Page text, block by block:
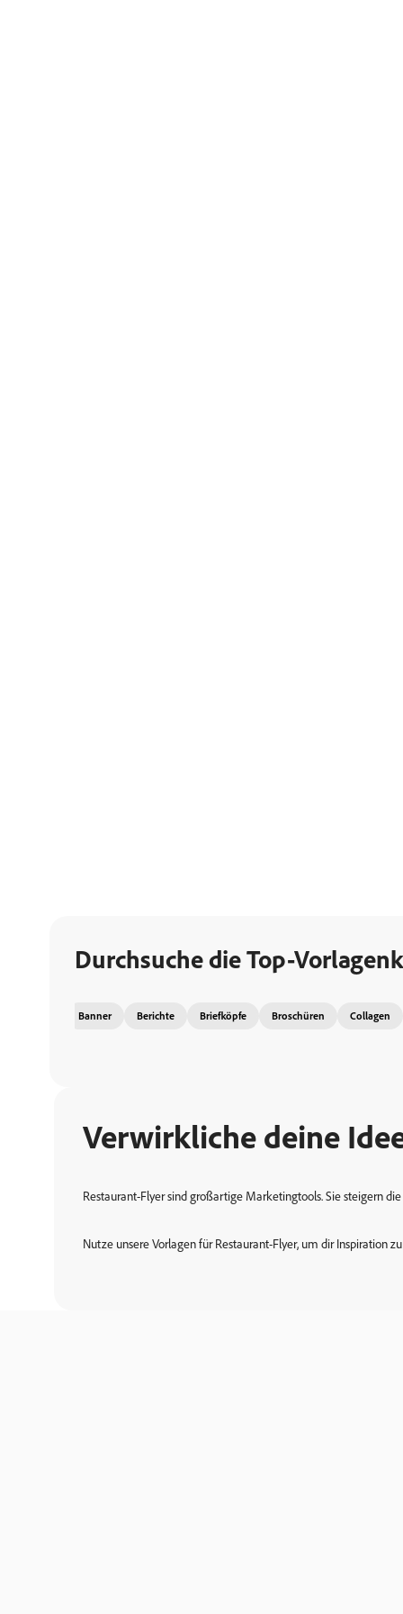
Durchsuche die Top-
Banner Berichte Briefköpfe Broschüren Collagen
Verwirkliche deine
Restaurant-Flyer sind großartige Marketingtools. Sie steigern
Nutze unsere Vorlagen für Restaurant-Flyer, um dir Inspiration